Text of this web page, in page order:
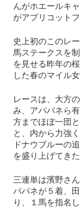
んがホエールキ
がアプリコット
史上初のこのレ
馬ステークスを
を見せる昨年の
した春のマイル
レースは、大方
み、アパパネら
方までほぼ一団
と、内から力強
ドナウブルーの
を盛り上げてき
三連単は濱野さ
パパネが５着、
り、１馬を指名